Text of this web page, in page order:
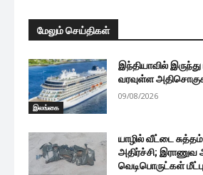
மேலும் செய்திகள்
இலங்கை
இந்தியாவில்
வரவுள்ள
09/08/2026
யாழில் வீட்டை
அதிர்ச்சி; இராணுவ
வெடிபொருட்கள்